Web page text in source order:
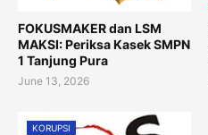
FOKUSMAKER dan LSM
MAKSI: Periksa Kasek SMPN
1 Tanjung Pura
June 13, 2026
KORUPSI